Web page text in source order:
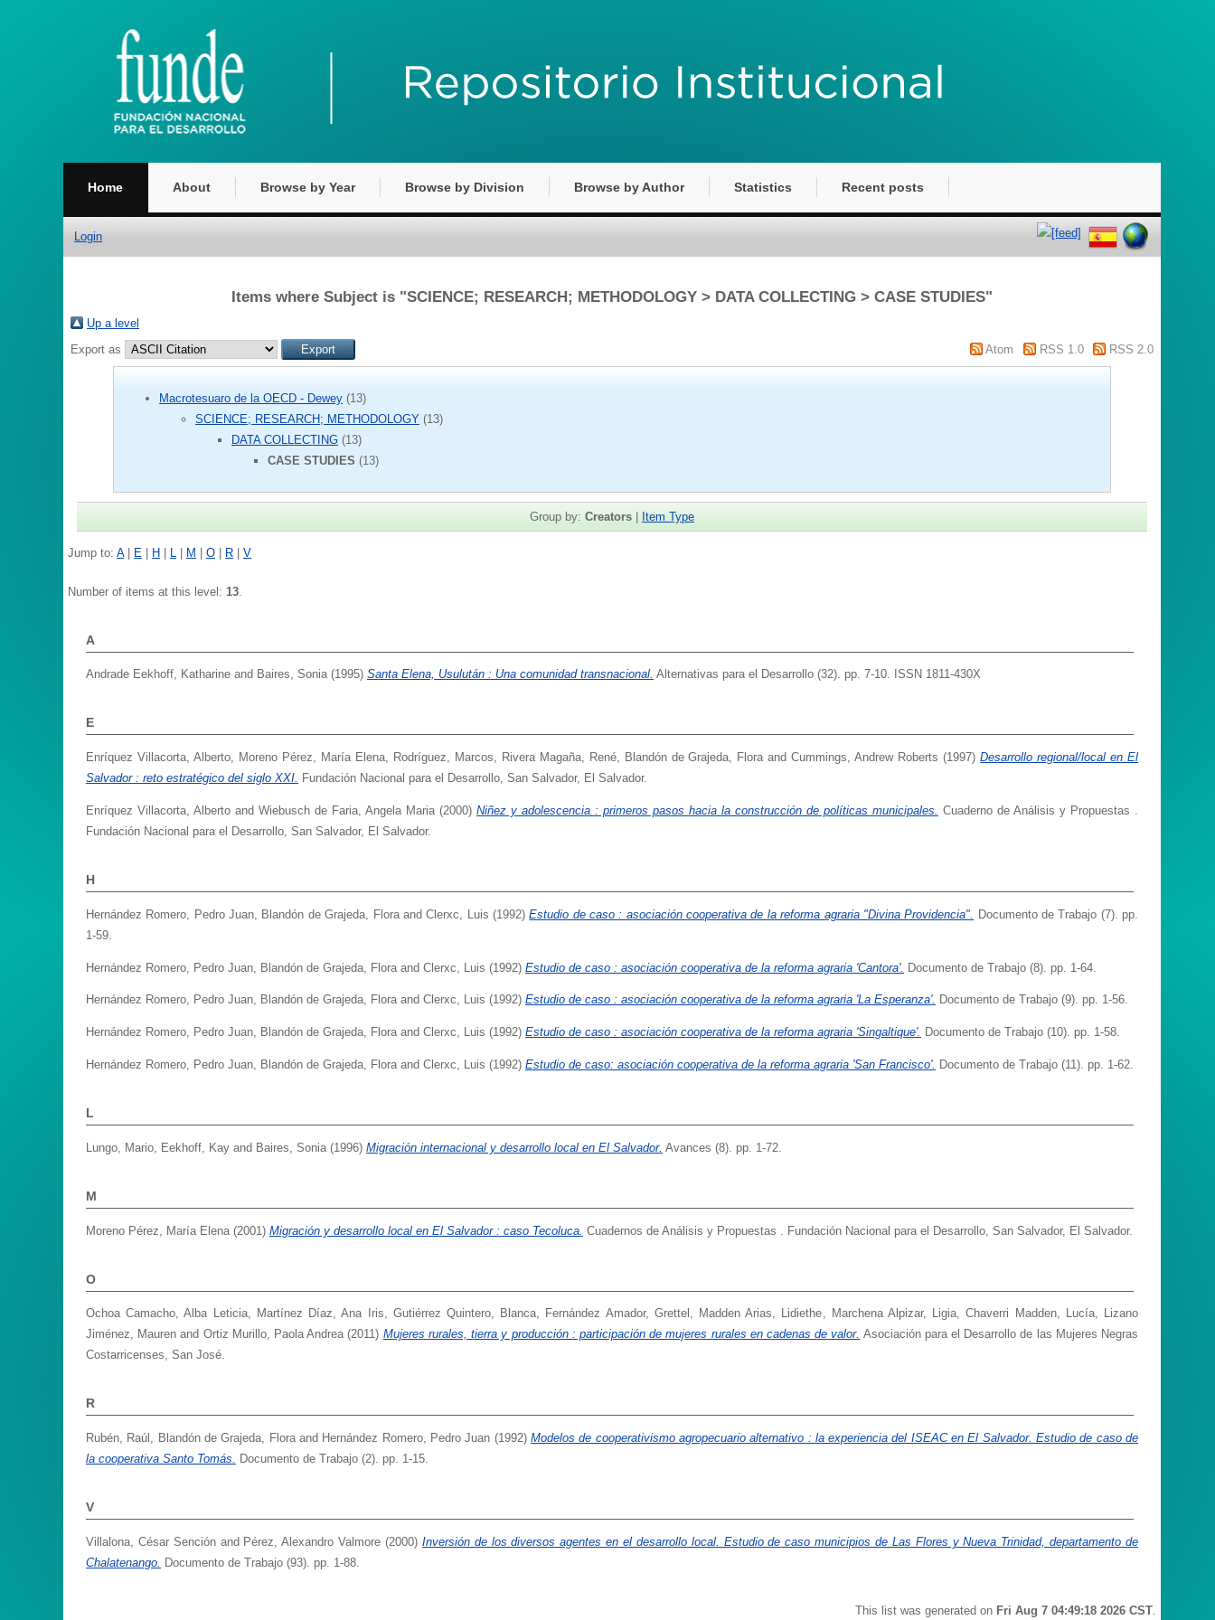
Home About Browse by Year Browse by Division Browse by Author Statistics Recent posts
Login
Items where Subject is "SCIENCE; RESEARCH; METHODOLOGY > DATA COLLECTING > CASE STUDIES"
Up a level
Export as
Atom RSS 1.0 RSS 2.0
Macrotesuaro de la OECD - Dewey (13)
SCIENCE; RESEARCH; METHODOLOGY (13)
DATA COLLECTING (13)
CASE STUDIES (13)
Group by: Creators | Item Type
Jump to: A| E | H | L | M | O | R | V
Number of items at this level: 13
A
Andrade Eekhoff, Katharine and Baires, Sonia(1995) Santa Elena, Usulután : Una comunidad transnacional. Alternativas para el Desarrollo (32). pp. 7-10. ISSN 1811-430X
E
Enríquez Villacorta, Alberto, Moreno Pérez, María Elena, Rodríguez, Marcos, Rivera Magaña, René, Blandón de Grajeda, FloraandCummings, Andrew Roberts (1997)Desarrollo regional/local en El
Salvador : reto estratégico del siglo XXI. Fundación Nacional para el Desarrollo, San Salvador, El Salvador.
Enríquez Villacorta, Alberto and Wiebusch de Faria, Angela Maria (2000) Niñez y adolescencia : primeros pasos hacia la construcción de políticas municipales.
Cuaderno de Análisis y Propuestas .
Fundación Nacional para el Desarrollo, San Salvador, El Salvador.
H
Hernández Romero, Pedro Juan Blandón de Grajeda, FloraandClerxc, Luis (1992)Estudio de caso : asociación cooperativa de la reforma agraria "Divina Providencia".
Documento de Trabajo (7). pp.
1-59.
Hernández Romero, Pedro Juan Blandón de Grajeda, Flora and Clerxc, Luis (1992) Estudio de caso : asociación cooperativa de la reforma agraria 'Cantora'. Documento de Trabajo (8). pp. 1-64.
Hernández Romero, Pedro Juan, Blandón de Grajeda, Floraand Clerxc, Luis (1992) Estudio de caso : asociación cooperativa de la reforma agraria 'La Esperanza'. Documento de Trabajo (9). pp. 1-56.
Hernández Romero, Pedro Juan, Blandón de Grajeda, Floraand Clerxc, Luis (1992) Estudio de caso : asociación cooperativa de la reforma agraria 'Singaltique'. Documento de Trabajo (10). pp. 1-58.
Hernández Romero, Pedro Juan Blandón de Grajeda, Flora and Clerxc, Luis (1992) Estudio de caso: asociación cooperativa de la reforma agraria 'San Francisco'. Documento de Trabajo (11). pp. 1-62.
L
Lungo, Mario Eekhoff, Kay and Baires, Sonia (1996) Migración internacional y desarrollo local en El Salvador. Avances (8). pp. 1-72.
M
Moreno Pérez, María Elena (2001) Migración y desarrollo local en El Salvador : caso Tecoluca. Cuadernos de Análisis y Propuestas . Fundación Nacional para el Desarrollo, San Salvador, El Salvador.
O
Ochoa Camacho, Alba Leticia, Martínez Díaz, Ana Iris, Gutiérrez Quintero, Blanca, Fernández Amador, Grettel , Madden Arias, Lidiethe, Marchena Alpizar, Ligia,Chaverri Madden, Lucía, Lizano
Jiménez, Mauren and Ortiz Murillo, Paola Andrea(2011) Mujeres rurales, tierra y producción : participación de mujeres rurales en cadenas de valor. Asociación para el Desarrollo de las Mujeres Negras
Costarricenses, San José.
R
Rubén, Raúl , Blandón de Grajeda, Floraand Hernández Romero, Pedro Juan (1992) Modelos de cooperativismo agropecuario alternativo : la experiencia del ISEAC en El Salvador. Estudio de caso de
la cooperativa Santo Tomás. Documento de Trabajo (2). pp. 1-15.
V
Villalona, César Senciónand Pérez, Alexandro Valmore (2000) Inversión de los diversos agentes en el desarrollo local. Estudio de caso municipios de Las Flores y Nueva Trinidad, departamento de
Chalatenango.
Documento de Trabajo (93). pp. 1-88.
This list was generated on Fri Aug 7 04:49:18 2026 CST